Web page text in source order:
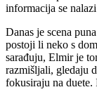
informacija se
Danas je scena
postoji li neko s
sarađuju, Elmir je
razmišljali, gledaju
fokusiraju na